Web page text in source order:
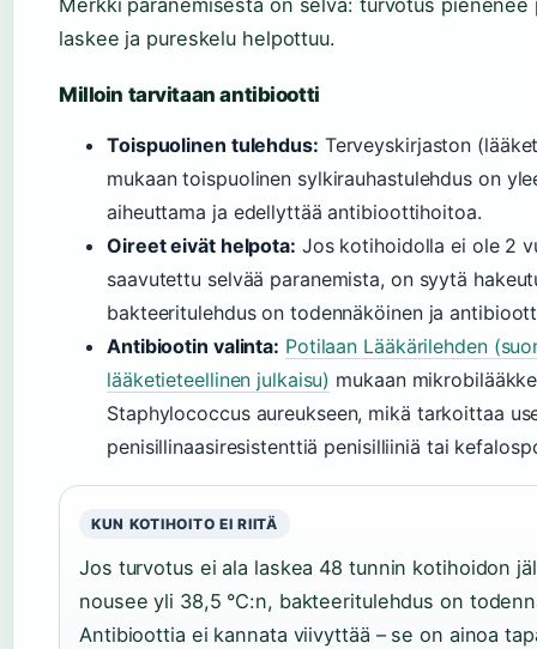
Merkki paranemisesta on selvä: turvotus pienenee
laskee ja pureskelu helpottuu.
Milloin tarvitaan antibiootti
Toispuolinen tulehdus: Terveyskirjaston
mukaan toispuolinen sylkirauhastulehdus on
aiheuttama ja edellyttää antibioottihoitoa.
Oireet eivät helpota: Jos kotihoidolla ei ole 2
saavutettu selvää paranemista, on syytä
bakteeritulehdus on todennäköinen ja
Antibiootin valinta: Potilaan Lääkärilehden
lääketieteellinen julkaisu) mukaan
Staphylococcus aureukseen, mikä tarkoittaa
penisillinaasiresistenttiä penisilliiniä tai
KUN KOTIHOITO EI RIITÄ
Jos turvotus ei ala laskea 48 tunnin kotihoidon
nousee yli 38,5 °C:n, bakteeritulehdus on
Antibioottia ei kannata viivyttää – se on ainoa